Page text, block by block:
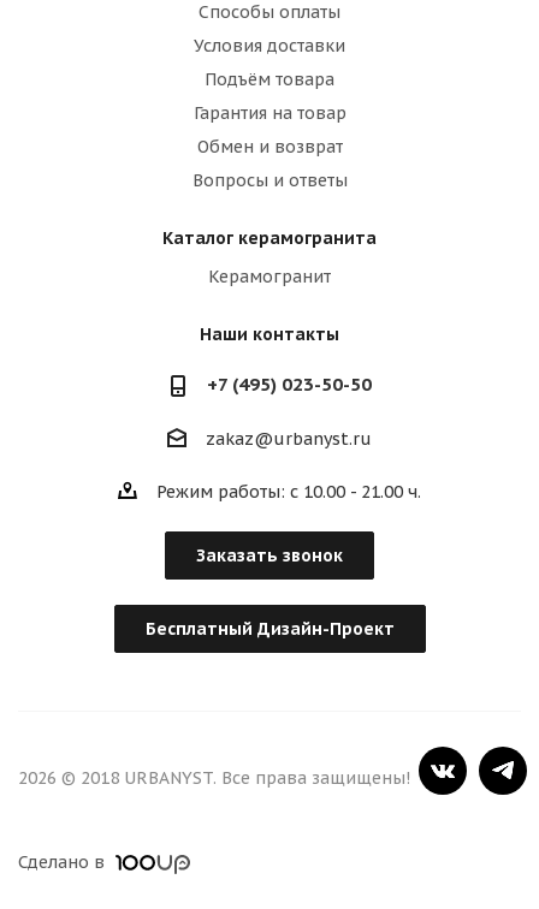
Способы оплаты
Условия доставки
Подъём товара
Гарантия на товар
Обмен и возврат
Вопросы и ответы
Каталог керамогранита
Керамогранит
Наши контакты
+7 (495) 023-50-50
zakaz@urbanyst.ru
Режим работы: с 10.00 - 21.00 ч.
Заказать звонок
Бесплатный Дизайн-Проект
2026 © 2018 URBANYST. Все права защищены!
Сделано в